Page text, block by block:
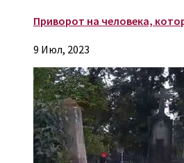
Приворот на человека,
9 Июл, 2023